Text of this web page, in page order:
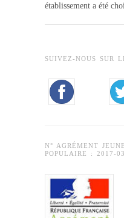
établissement a été
SUIVEZ-NOUS SUR
N° AGRÉMENT
POPULAIRE : 2017-